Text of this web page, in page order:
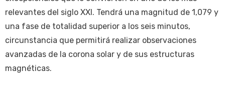
relevantes del siglo XXI. Tendrá una magnitud de 1,079 y
una fase de totalidad superior a los seis minutos,
circunstancia que permitirá realizar observaciones
avanzadas de la corona solar y de sus estructuras
magnéticas.